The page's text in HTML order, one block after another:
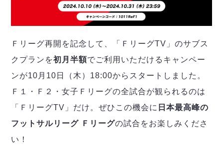
Ｆリーグ再開を記念して、「ＦリーグTV」のサブス
クプランを初月半額でご利用いただけるキャンペー
ンが10月10日（木）18:00からスタートしました。
Ｆ１・Ｆ２・女子Ｆリーグの全試合が観られるのは
「ＦリーグTV」だけ。ぜひこの機会に 日本最高峰の
フットサルリーグ Ｆリーグの試合をお楽しみくださ
い！